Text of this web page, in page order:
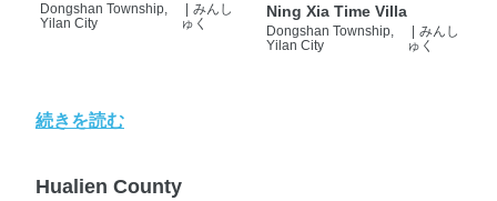
Dongshan Township,
Yilan City
みんし
ゅく
Ning Xia Time Villa
Dongshan Township,
Yilan City
みんし
ゅく
続きを読む
Hualien County